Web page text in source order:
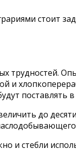
стоит
и
поставлять в
до
и стебли